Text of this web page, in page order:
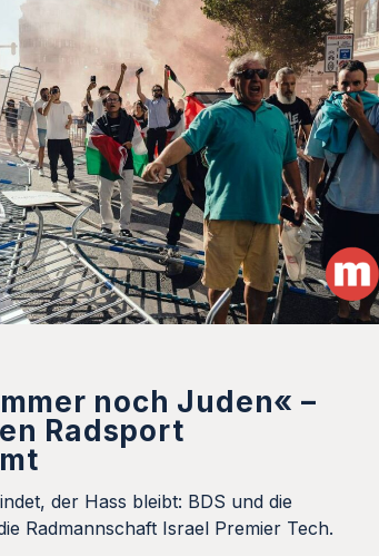
noch Juden« –
Radsport
der Hass bleibt: BDS und die
Radmannschaft Israel Premier Tech.